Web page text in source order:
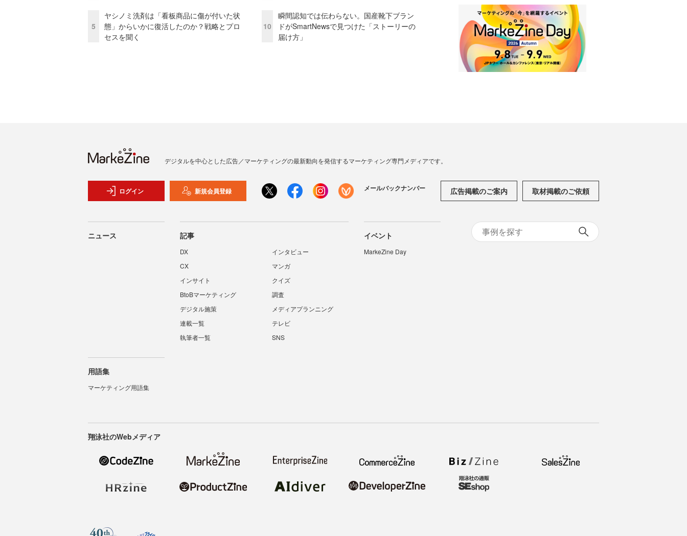
5
ヤシノミ洗剤は「看板商品に傷が付いた状
態」からいかに復活したのか？戦略とプロ
セスを聞く
10
瞬間認知では伝わらない。国産靴下ブラン
ドがSmartNewsで見つけた「ストーリーの
届け方」
デジタルを中心とした広告／マーケティングの最新動向を発信するマーケティング専門メディアです。
ログイン 新規会員登録 メールバックナンバー 広告掲載のご案内 取材掲載のご依頼
ニュース 記事
DX
インタビュー
CX
マンガ
インサイト
クイズ
BtoBマーケティング
調査
デジタル施策
メディアプランニング
連載一覧
テレビ
執筆者一覧
SNS
イベント
MarkeZine Day
用語集
マーケティング用語集
翔泳社のWebメディア